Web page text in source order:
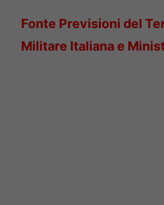
Fonte Previsioni del
Militare Italiana e